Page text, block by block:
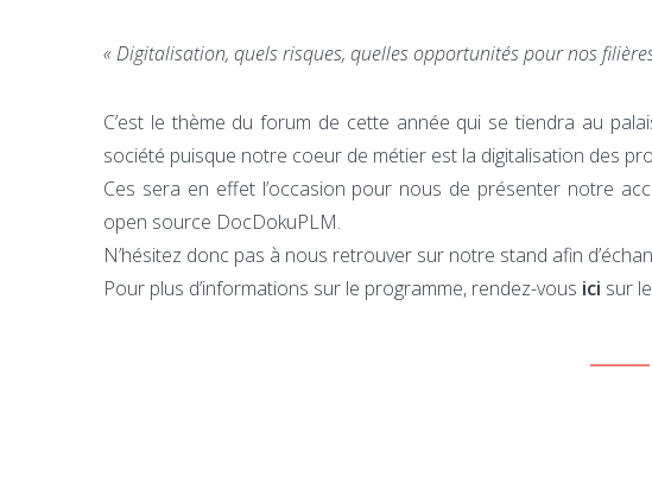
« Digitalisation, quels risques, quelles opportunités pour nos
C’est le thème du forum de cette année qui se tiendra au
société puisque notre coeur de métier est la digitalisation des
Ces sera en effet l’occasion pour nous de présenter notre
open source DocDokuPLM.
N’hésitez donc pas à nous retrouver sur notre stand afin
Pour plus d’informations sur le programme, rendez-vous ici sur